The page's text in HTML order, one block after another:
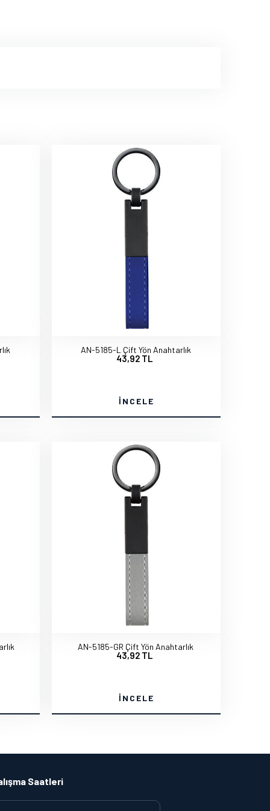
AN-5185-L Çift Yön Anahtarlık
43,92 TL
İNCELE
AN-5185-GR Çift Yön Anahtarlık
43,92 TL
İNCELE
Saatleri